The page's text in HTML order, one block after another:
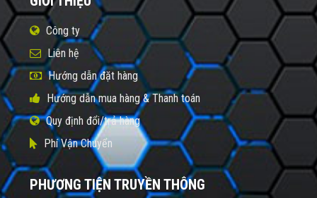
Công ty
Liên hệ
Hướng dẫn đặt hàng
Hướng dẫn mua hàng & Thanh toán
Quy định đổi/trả hàng
Phí Vận Chuyển
PHƯƠNG TIỆN TRUYỀN THÔNG